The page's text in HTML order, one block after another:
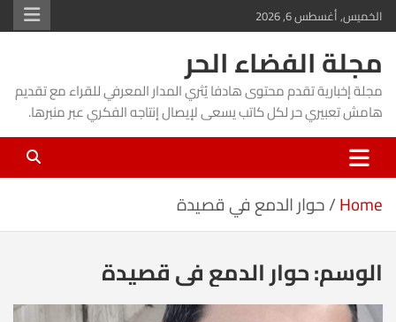
Skip
to
content
الخميس, أغسطس 6, 2026
مجلة الفضاء الحر
مجلة إخبارية تقدم محتوى هادفا يُثري المدار المعرفي للقراء مع تقديم
هامش تعبيري حر لكل كاتب يسعى لإيصال إنتاجه الفكري عبر منبرها.
Home حوار الدمع في قصيدة
الوسم:حوار الدمع في قصيدة